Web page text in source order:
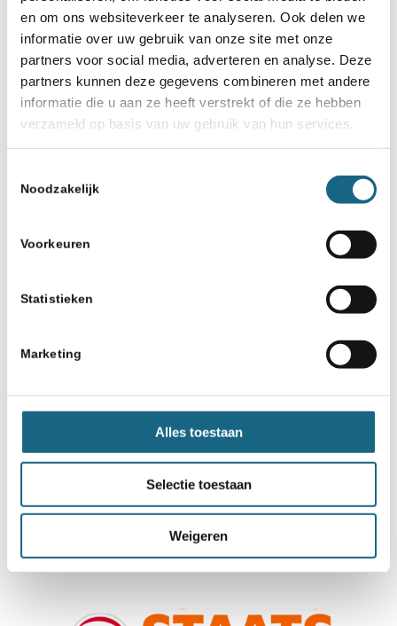
en om ons websiteverkeer te analyseren. Ook delen we
informatie over uw gebruik van onze site met onze
partners voor social media, adverteren en analyse. Deze
partners kunnen deze gegevens combineren met andere
informatie die u aan ze heeft verstrekt of die ze hebben
verzameld op basis van uw gebruik van hun services.
Noodzakelijk
Voorkeuren
Statistieken
Marketing
Alles toestaan
Selectie toestaan
Weigeren
Schaakbond.nl wordt mede mogelijk
gemaakt door: